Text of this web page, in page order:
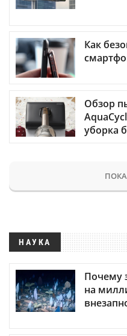
Как
Обзор
уборка
НАУКА
Почему
на